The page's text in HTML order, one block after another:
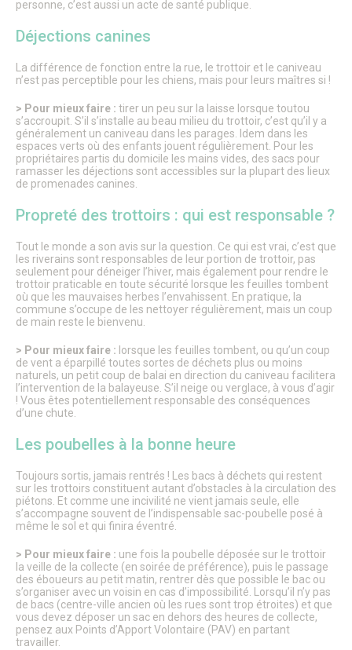
personne, c’est aussi un acte de santé publique.
Déjections canines
La différence de fonction entre la rue, le trottoir et le caniveau
n’est pas perceptible pour les chiens, mais pour leurs maîtres si !
> Pour mieux faire : tirer un peu sur la laisse lorsque toutou
s’accroupit. S’il s’installe au beau milieu du trottoir, c’est qu’il y a
généralement un caniveau dans les parages. Idem dans les
espaces verts où des enfants jouent régulièrement. Pour les
propriétaires partis du domicile les mains vides, des sacs pour
ramasser les déjections sont accessibles sur la plupart des lieux
de promenades canines.
Propreté des trottoirs : qui est responsable ?
Tout le monde a son avis sur la question. Ce qui est vrai, c’est que
les riverains sont responsables de leur portion de trottoir, pas
seulement pour déneiger l’hiver, mais également pour rendre le
trottoir praticable en toute sécurité lorsque les feuilles tombent
où que les mauvaises herbes l’envahissent. En pratique, la
commune s’occupe de les nettoyer régulièrement, mais un coup
de main reste le bienvenu.
> Pour mieux faire : lorsque les feuilles tombent, ou qu’un coup
de vent a éparpillé toutes sortes de déchets plus ou moins
naturels, un petit coup de balai en direction du caniveau facilitera
l’intervention de la balayeuse. S’il neige ou verglace, à vous d’agir
! Vous êtes potentiellement responsable des conséquences
d’une chute.
Les poubelles à la bonne heure
Toujours sortis, jamais rentrés ! Les bacs à déchets qui restent
sur les trottoirs constituent autant d’obstacles à la circulation des
piétons. Et comme une incivilité ne vient jamais seule, elle
s’accompagne souvent de l’indispensable sac-poubelle posé à
même le sol et qui finira éventré.
> Pour mieux faire : une fois la poubelle déposée sur le trottoir
la veille de la collecte (en soirée de préférence), puis le passage
des éboueurs au petit matin, rentrer dès que possible le bac ou
s’organiser avec un voisin en cas d’impossibilité. Lorsqu’il n’y pas
de bacs (centre-ville ancien où les rues sont trop étroites) et que
vous devez déposer un sac en dehors des heures de collecte,
pensez aux Points d’Apport Volontaire (PAV) en partant
travailler.